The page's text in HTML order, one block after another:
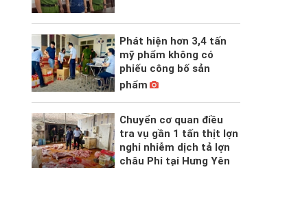
Phát hiện hơn 3,4 tấn
mỹ phẩm không có
phiếu công bố sản
phẩm
Chuyển cơ quan điều
tra vụ gần 1 tấn thịt lợn
nghi nhiễm dịch tả lợn
châu Phi tại Hưng Yên